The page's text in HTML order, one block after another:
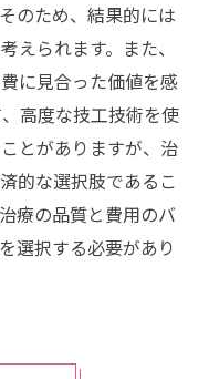
のため、結果的には
えられます。また、
に見合った価値を感
高度な技工技術を使
とがありますが、治
的な選択肢であるこ
療の品質と費用のバ
選択する必要があり